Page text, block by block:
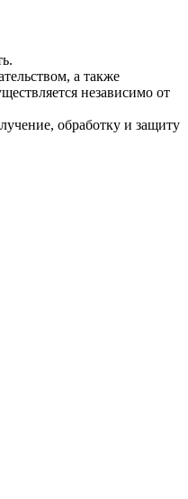
а также
независимо от
обработку и защиту